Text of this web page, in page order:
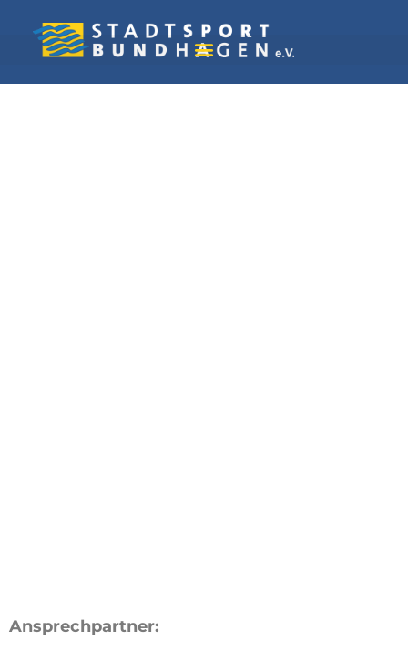
Ansprechpartner: